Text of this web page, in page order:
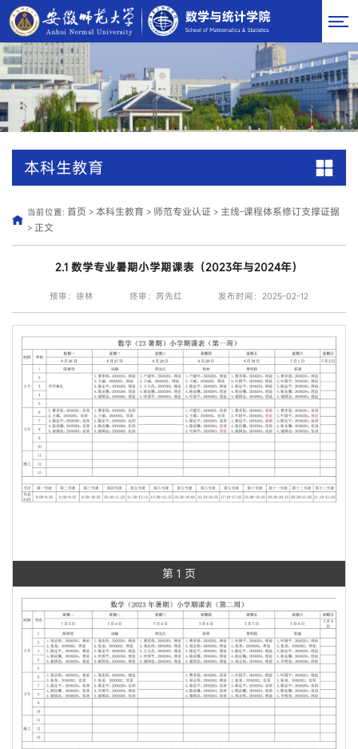
本科生教育
当前位置: 首页 > 本科生教育 > 师范专业认证 > 主线-课程体系修订支撑证据
> 正文
2.1 数学专业暑期小学期课表（2023年与2024年）
预审：徐林 终审：芮先红 发布时间：2025-02-12
第 1 页